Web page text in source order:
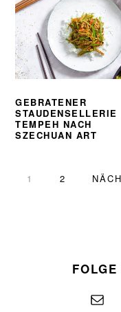
GEBRATENER
STAUDENSELLERIE
TEMPEH NACH
SZECHUAN ART
SEITE
1 SEITE
2